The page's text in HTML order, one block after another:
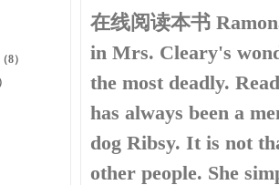
8）
在线阅读本书
in Mrs. Cleary's
the most deadly.
has always been a
dog Ribsy. It is not
other people. She